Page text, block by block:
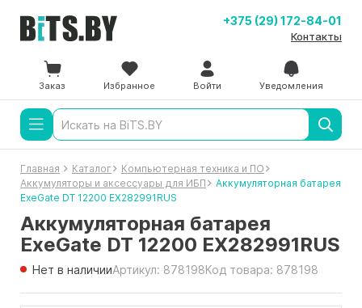
+375 (29) 172-84-01
Контакты
Заказ Избранное Войти Уведомления
Главная Каталог
Компьютерная техника и ПО
Аккумуляторы и аксессуары для ИБП
Аккумуляторная батарея
ExeGate DT 12200 EX282991RUS
Аккумуляторная батарея
ExeGate DT 12200 EX282991RUS
Нет в наличииАртикул: 878198Код товара: 878198